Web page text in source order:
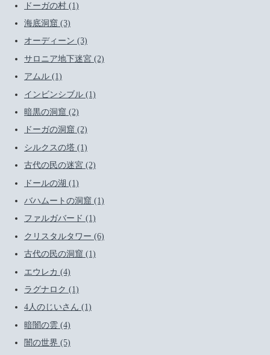
ドーガの村 (1)
海底洞窟 (3)
オーディーン (3)
サロニア地下迷宮 (2)
アムル (1)
インビンシブル (1)
暗黒の洞窟 (2)
ドーガの洞窟 (2)
シルクスの塔 (1)
古代の民の迷宮 (2)
ドールの湖 (1)
バハムートの洞窟 (1)
ファルガバード (1)
クリスタルタワー (6)
古代の民の洞窟 (1)
エウレカ (4)
ラグナロク (1)
4人のじいさん (1)
暗闇の雲 (4)
闇の世界 (5)